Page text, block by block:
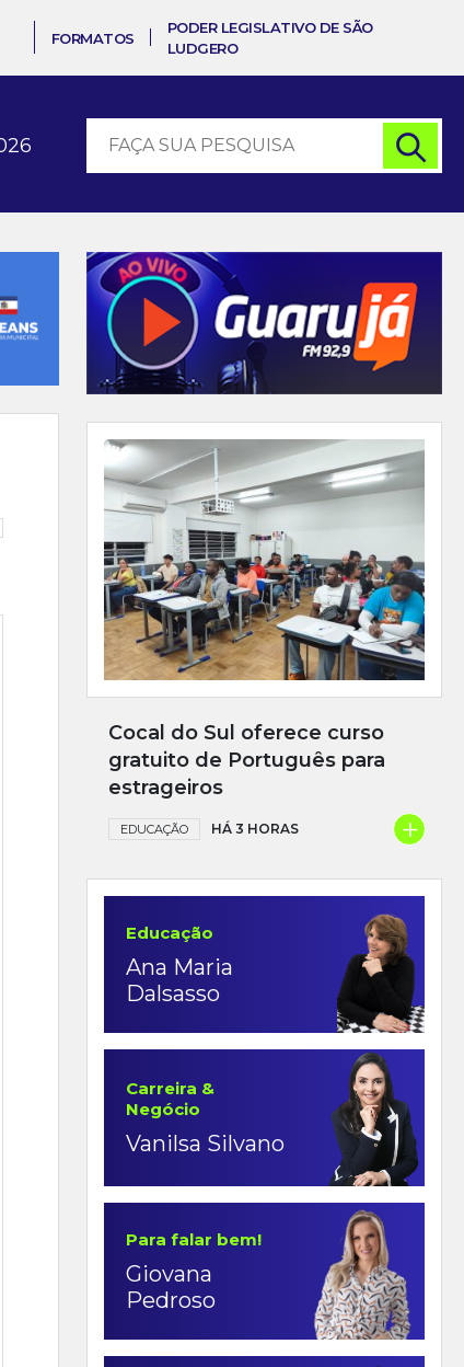
FORMATOS
PODER LEGISLATIVO DE SÃO
LUDGERO
Cocal do Sul oferece curso
gratuito de Português para
estrageiros
EDUCAÇÃO HÁ 3 HORAS +
Educação
Ana Maria
Dalsasso
Carreira &
Negócio
Vanilsa Silvano
Para falar bem!
Giovana
Pedroso